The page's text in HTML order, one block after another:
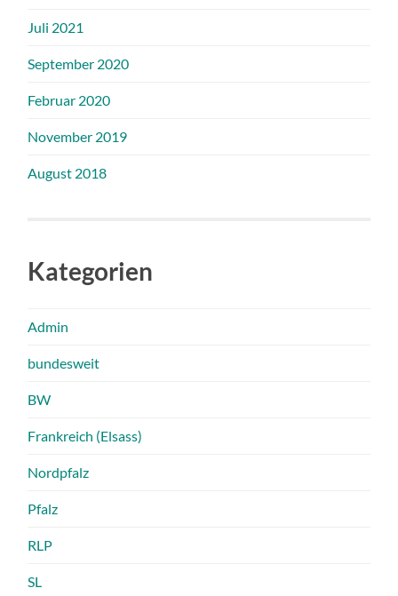
Juli 2021
September 2020
Februar 2020
November 2019
August 2018
Kategorien
Admin
bundesweit
BW
Frankreich (Elsass)
Nordpfalz
Pfalz
RLP
SL